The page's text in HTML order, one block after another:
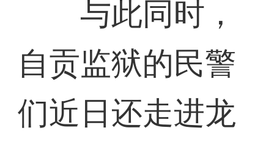
与此同时，
自贡监狱的民警
们近日还走进龙